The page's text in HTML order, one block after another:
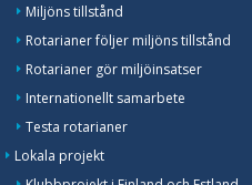
Miljöns tillstånd
Rotarianer följer miljöns tillstånd
Rotarianer gör miljöinsatser
Internationellt samarbete
Testa rotarianer
Lokala projekt